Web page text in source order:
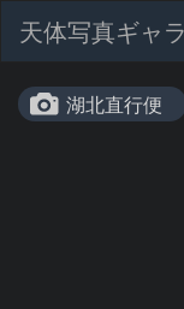
天体写真ギャ
湖北直行便